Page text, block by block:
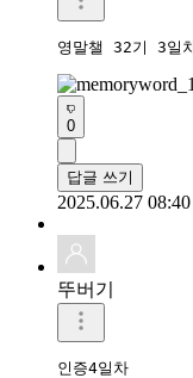
0
답글 쓰기
2025.06.27 08:40
뚜버기
인증4일차